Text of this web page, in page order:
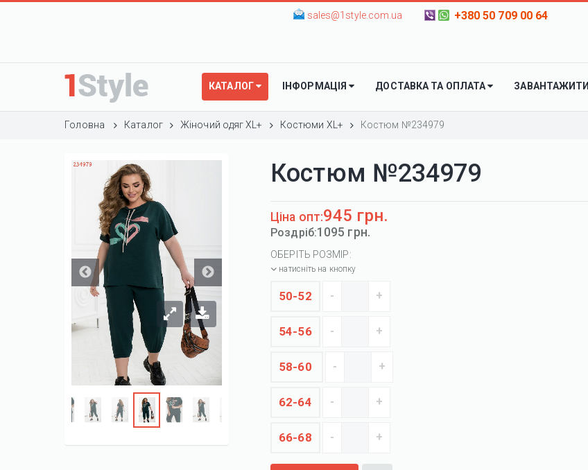
sales@1style.com.ua +380 50 709 00 64
КАТАЛОГ ІНФОРМАЦІЯ ДОСТАВКА ТА ОПЛАТА ЗАВАНТАЖИТИ
Головна Каталог Жіночий одяг XL+ Костюми XL+ Костюм №234979
Костюм №234979
Ціна опт:945 грн.
Роздріб:1095 грн.
ОБЕРІТЬ РОЗМІР:
натисніть на кнопку
50-52
54-56
58-60
62-64
66-68